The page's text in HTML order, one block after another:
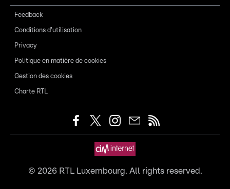
Feedback
Conditions d'utilisation
Privacy
Politique en matière de cookies
Gestion des cookies
Charte RTL
© 2026RTL Luxembourg. All rights reserved.